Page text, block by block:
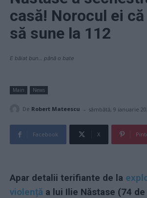
casă! Norocul ei
să sune la 112
E băiat bun... până o bate
Main News
De Robert Mateescu - sâmbătă, 9 ianuarie
Facebook X
Apar detalii terifiante de la
violență a lui Ilie Năstase (74